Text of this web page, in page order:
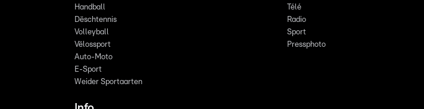
Handball
Dëschtennis
Volleyball
Vëlossport
Auto-Moto
E-Sport
Weider Sportaarten
Télé
Radio
Sport
Pressphoto